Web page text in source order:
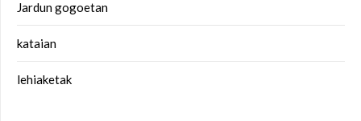
Jardun gogoetan
kataian
lehiaketak